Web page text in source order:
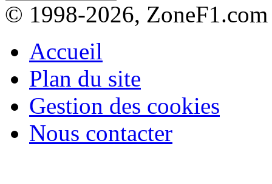
© 1998-2026, ZoneF1.com
Accueil
Plan du site
Gestion des cookies
Nous contacter